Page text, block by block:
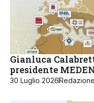
Gianluca
presidente
30 Luglio 2026